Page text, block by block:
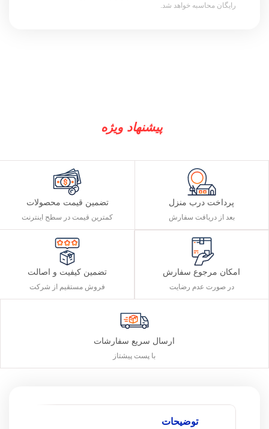
رایگان محاسبه خواهد شد.
پیشنهاد ویژه
پرداخت درب منزل
بعد از دریافت سفارش
تضمین قیمت محصولات
کمترین قیمت در سطح اینترنت
امکان مرجوع سفارش
در صورت عدم رضایت
تضمین کیفیت و اصالت
فروش مستقیم از شرکت
ارسال سریع سفارشات
با پست پیشتاز
توضیحات